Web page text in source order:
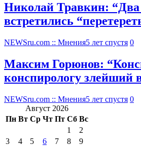
Николай Травкин: “Два
встретились
NEWSru.com :: Мнения5 лет спустя 0
Максим Горюнов:
конспирологу злейший
NEWSru.com :: Мнения5 лет спустя 0
Август 2026
Пн Вт Ср Чт Пт Сб Вс
1
2
3
4 5 6 7 8
9